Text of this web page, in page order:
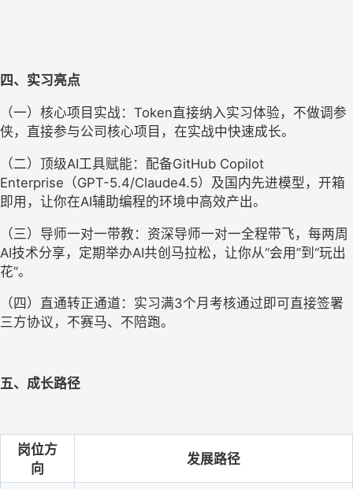
四、实习亮点
（一）核心项目实战：Token直接纳入实习体验，不做调参
侠，直接参与公司核心项目，在实战中快速成长。
（二）顶级AI工具赋能：配备GitHub Copilot
Enterprise（GPT-5.4/Claude4.5）及国内先进模型，开箱
即用，让你在AI辅助编程的环境中高效产出。
（三）导师一对一带教：资深导师一对一全程带飞，每两周
AI技术分享，定期举办AI共创马拉松，让你从“会用”到“玩出
花”。
（四）直通转正通道：实习满3个月考核通过即可直接签署
三方协议，不赛马、不陪跑。
五、成长路径
岗位方
向
发展路径